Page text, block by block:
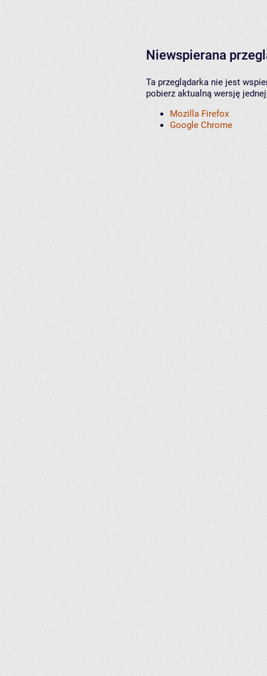
Niewspierana
Ta przeglądarka nie jest
pobierz aktualną wersję
Mozilla Firefox
Google Chrome